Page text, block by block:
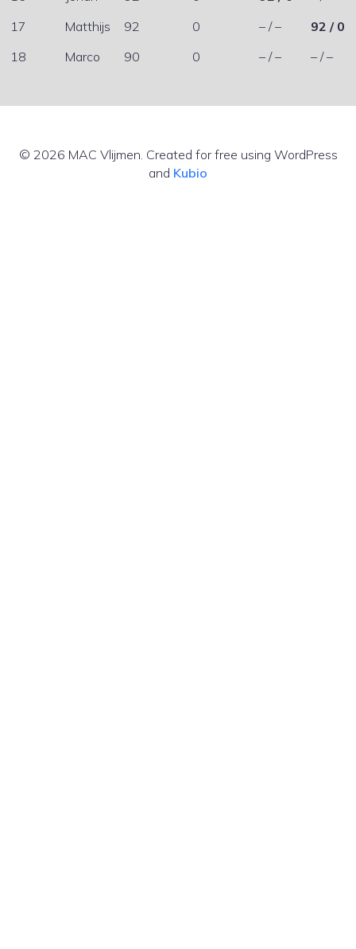
17
Matthijs 92 0 – / –
92 / 0
18
Marco 90 0 – / – – / –
© 2026 MAC Vlijmen. Created for free using WordPress
and Kubio